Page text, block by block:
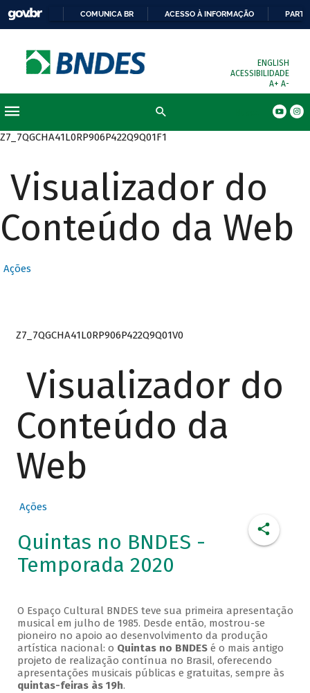
COMUNICA BR ACESSO À INFORMAÇÃO
ENGLISH
ACESSIBILIDADE
A+ A-
Z7_7QGCHA41L0RP906P422Q9Q01F1
Visualizador do
Conteúdo da Web
Ações
Z7_7QGCHA41L0RP906P422Q9Q01V0
Visualizador do
Conteúdo da
Web
Ações
Quintas no BNDES -
Temporada 2020
O Espaço Cultural BNDES teve sua primeira apresentação
musical em julho de 1985. Desde então, mostrou-se
pioneiro no apoio ao desenvolvimento da produção
artística nacional: o Quintas no BNDESé o mais antigo
projeto de realização contínua no Brasil, oferecendo
apresentações musicais públicas e gratuitas, sempre às
quintas-feiras às 19h.